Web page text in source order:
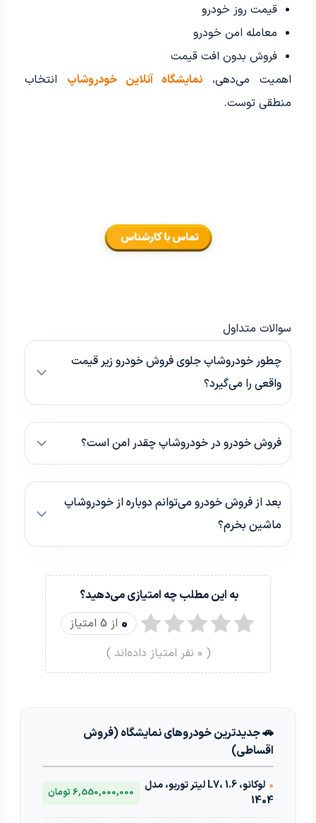
قیمت روز خودرو
معامله امن خودرو
فروش بدون افت قیمت
اهمیت می‌دهی، نمایشگاه آنلاین خودروشاپ انتخاب
منطقی توست.
سوالات متداول
چطور خودروشاپ جلوی فروش خودرو زیر قیمت
واقعی را می‌گیرد؟
فروش خودرو در خودروشاپ چقدر امن است؟
بعد از فروش خودرو می‌توانم دوباره از خودروشاپ
ماشین بخرم؟
به این مطلب چه امتیازی می‌دهید؟
0 از 5 امتیاز
(
0 نفر امتیاز داده‌اند )
🚗 جدیدترین خودروهای نمایشگاه (فروش
اقساطی)
•
لوکانو، L7، 1.6 لیتر توربو، مدل
1404
6,550,000,000 تومان